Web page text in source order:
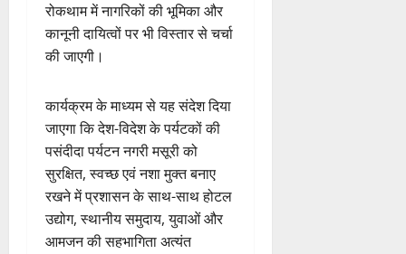
रोकथाम में नागरिकों की भूमिका और
कानूनी दायित्वों पर भी विस्तार से चर्चा
की जाएगी।
कार्यक्रम के माध्यम से यह संदेश दिया
जाएगा कि देश-विदेश के पर्यटकों की
पसंदीदा पर्यटन नगरी मसूरी को
सुरक्षित, स्वच्छ एवं नशा मुक्त बनाए
रखने में प्रशासन के साथ-साथ होटल
उद्योग, स्थानीय समुदाय, युवाओं और
आमजन की सहभागिता अत्यंत